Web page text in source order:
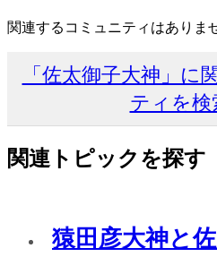
関連するコミュニティはありま
「佐太御子大神」に
ティを検
関連トピックを探す
猿田彦大神と